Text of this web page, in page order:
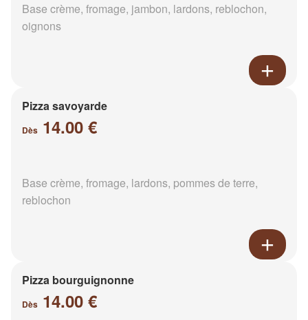
Base crème, fromage, jambon, lardons, reblochon,
oignons
Pizza savoyarde
Dès 14.00 €
Base crème, fromage, lardons, pommes de terre,
reblochon
Pizza bourguignonne
Dès 14.00 €